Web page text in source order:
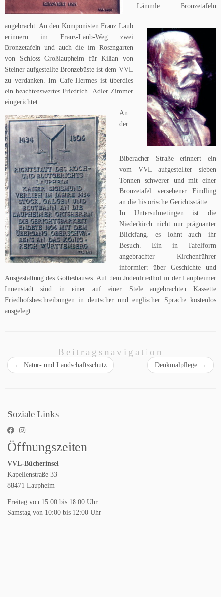
Lämmle Bronzetafeln
angebracht. An den Komponisten Franz Laub
erinnern im Franz-Laub-Weg zwei
Bronzetafeln und auch die im Rosengarten
von Schloss Großlaupheim für Kilian von
Steiner aufgestellte Bronzebüste ist dem VVL
zu verdanken. Im Cafe Hermes ist überdies
ein beachtenswertes Friedrich- Adler-Zimmer
eingerichtet.
An
der
Biberacher Straße erinnert ein
vom VVL aufgestellter sieben
Tonnen schwerer und mit einer
Bronzetafel versehener Findling
an die historische Gerichtsstätte.
In Untersulmetingen ist die
Niederkirch nicht nur prägnanter
Blickfang, es lohnt auch ihr
Besuch. Ein in Tafelform
angebrachter Kirchenführer
informiert über Geschichte und
Ausgestaltung des Gotteshauses. Auf dem Judenfriedhof in der Laupheimer
Innenstadt sind in einer auf einer Stele angebrachten Kassette
Friedhofsbeschreibungen in deutscher und englischer Sprache kostenlos
ausgelegt.
Beitragsnavigation
← Natur- und Landschaftsschutz Denkmalpflege →
Soziale Links
Öffnungszeiten
VVL-Bücherinsel
Kapellenstraße 33
88471 Laupheim
Freitag von 15:00 bis 18:00 Uhr
Samstag von 10:00 bis 12:00 Uhr